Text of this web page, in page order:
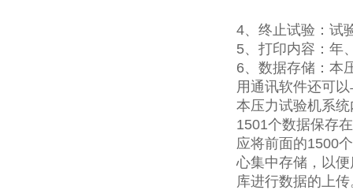
4、终止试验：试
5、打印内容：年
6、数据存储：本
用通讯软件还可
本压力试验机系
1501个数据保存
应将前面的1500
心集中存储，以
库进行数据的上